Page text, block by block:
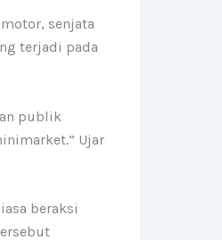
senjata
terjadi pada
publik
Ujar
beraksi